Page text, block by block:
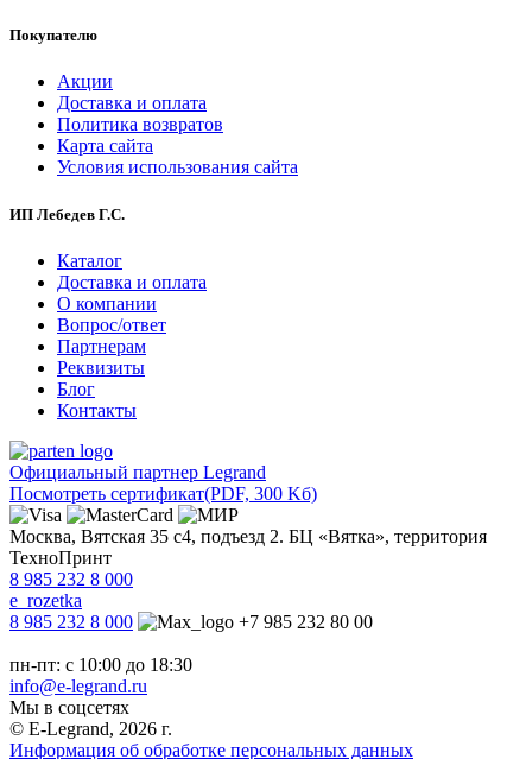
Покупателю
Акции
Доставка и оплата
Политика возвратов
Карта сайта
Условия использования сайта
ИП Лебедев Г.С.
Каталог
Доставка и оплата
О компании
Вопрос/ответ
Партнерам
Реквизиты
Блог
Контакты
Официальный партнер Legrand
Посмотреть сертификат(PDF, 300 Kб)
Москва, Вятская 35 с4, подъезд 2. БЦ «Вятка», территория
ТехноПринт
8 985 232 8 000
e_rozetka
8 985 232 8 000
+7 985 232 80 00
пн-пт: с 10:00 до 18:30
info@e-legrand.ru
Мы в соцсетях
© E-Legrand, 2026 г.
Информация об обработке персональных данных